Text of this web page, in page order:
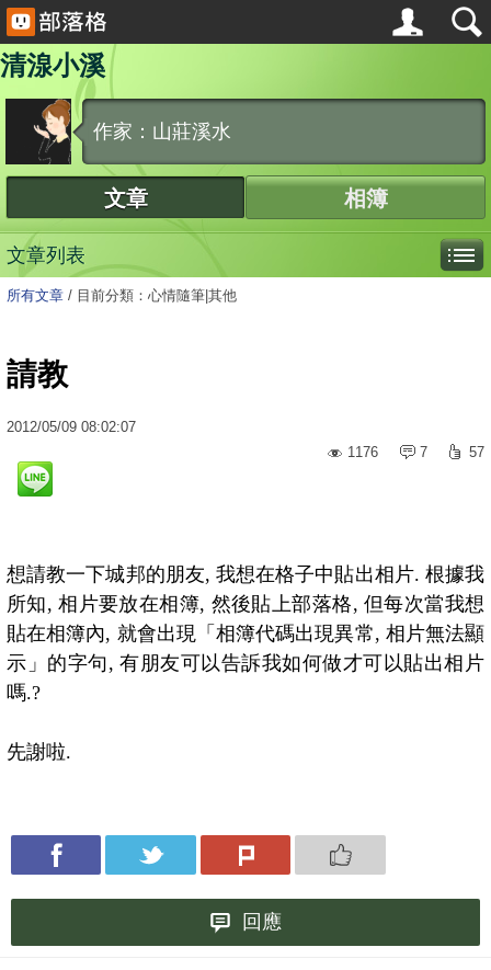
清湶小溪
作家：山莊溪水
文章 相簿
文章列表
所有文章 / 目前分類：心情隨筆|其他
請教
2012/05/09 08:02:07
1176
7 57
想請教一下城邦的朋友, 我想在格子中貼出相片. 根據我
所知, 相片要放在相簿, 然後貼上部落格, 但每次當我想
貼在相簿內, 就會出現「相簿代碼出現異常, 相片無法顯
示」的字句, 有朋友可以告訴我如何做才可以貼出相片
嗎.?
先謝啦.
回應